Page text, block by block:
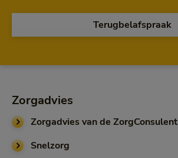
Terugbelafspraak
Zorgadvies
Zorgadvies van de ZorgConsulent
Snelzorg